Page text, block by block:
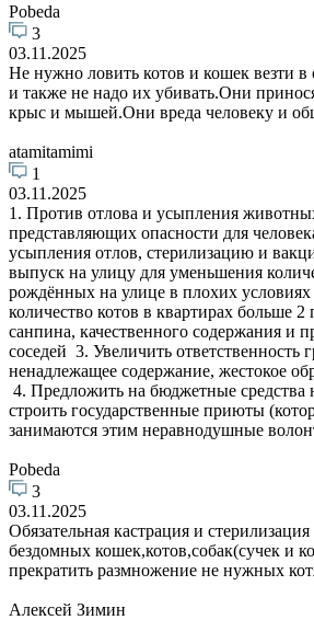
Pobeda
3
03.11.2025
Не нужно ловить котов и кошек везти в
и также не надо их убивать.Они
крыс и мышей.Они вреда человеку и
atamitamimi
1
03.11.2025
1. Против отлова и усыпления
представляющих опасности для
усыпления отлов, стерилизацию и
выпуск на улицу для уменьшения
рождённых на улице в плохих
количество котов в квартирах больше
санпина, качественного содержания и
соседей 3. Увеличить ответственность
ненадлежащее содержание, жестокое
4. Предложить на бюджетные средства
строить государственные приюты
занимаются этим неравнодушные
Pobeda
3
03.11.2025
Обязательная кастрация и стерилизация
бездомных кошек,котов,собак(сучек и
прекратить размножение не нужных
Алексей Зимин